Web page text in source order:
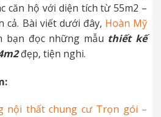
căn hộ với diện tích từ 55m2 –
cả. Bài viết dưới đây, Hoàn Mỹ
bạn đọc những mẫu thiết kế
đẹp, tiện nghi.
nội thất chung cư Trọn gói –